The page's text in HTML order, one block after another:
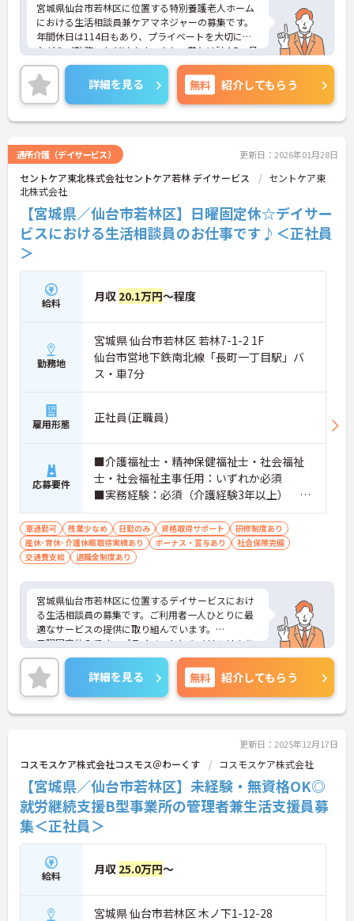
宮城県仙台市若林区に位置する特別養護老人ホーム
における生活相談員兼ケアマネジャーの募集です。
年間休日は114日もあり、プライベートを大切にし
ながらご勤務いただけます。また、賞与は計4.5ヶ月
分の支給実績があり、頑張りがきちんと評価される
職場です。
ご興味のある方には、面接対策ポイントなど、さら
に詳細をご案内しますのでお気軽にご相談くださ
い！
詳細を見る 無料 紹介してもらう
通所介護（デイサービス） 更新日：2026年01月28日
セントケア東北株式会社セントケア若林 デイサービス
セントケア東
北株式会社
【宮城県／仙台市若林区】日曜固定休☆デイサー
ビスにおける生活相談員のお仕事です♪＜正社員
＞
給料 月収 20.1万円～程度
勤務地
宮城県 仙台市若林区 若林7-1-2 1F
仙台市営地下鉄南北線「長町一丁目駅」バ
ス・車7分
雇用形態 正社員(正職員)
応募要件
■介護福祉士・精神保健福祉士・社会福祉
士・社会福祉主事任用：いずれか必須
■実務経験：必須（介護経験3年以上）
■普通自動車運転免許（AT限定可）：必須
車通勤可 残業少なめ 日勤のみ 資格取得サポート
研修制度あり
産休･育休･介護休暇取得実績あり
ボーナス・賞与あり
社会保険完備
交通費支給
退職金制度あり
宮城県仙台市若林区に位置するデイサービスにおけ
る生活相談員の募集です。ご利用者一人ひとりに最
適なサービスの提供に取り組んでいます。
日曜固定休みです。プライベートとのメリハリのあ
る働き方が可能です。また、研修制度が充実してお
り、働きながらスキルアップが目指せます。
ご興味のある方には、面接対策ポイントなど、さら
に詳細をお話しいたしますのでお気軽にご相談くだ
さい！
詳細を見る 無料 紹介してもらう
更新日：2025年12月17日
コスモスケア株式会社コスモス＠わーくす コスモスケア株式会社
【宮城県／仙台市若林区】未経験・無資格OK◎
就労継続支援B型事業所の管理者兼生活支援員募
集＜正社員＞
給料 月収 25.0万円～
宮城県 仙台市若林区 木ノ下1-12-28